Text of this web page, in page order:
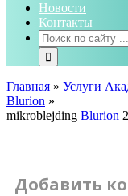
Новости
Контакты
Главная » Услуги
Blurion »
mikroblejding Blurion
Добавить